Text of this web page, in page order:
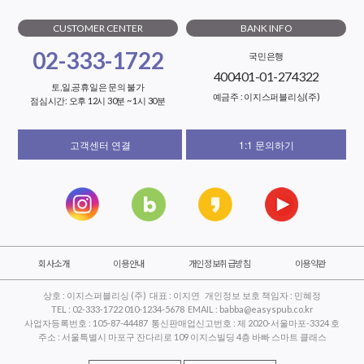
CUSTOMER CENTER
02-333-1722
토,일,공휴일은 문의 불가
점심시간: 오후 12시 30분 ~ 1시 30분
BANK INFO
국민은행
400401-01-274322
예금주 : 이지스퍼블리싱(주)
고객센터 연결 1:1 문의하기
회사소개 이용안내 개인정보취급방침 이용약관
상호 : 이지스퍼블리싱 (주) 대표 : 이지연 개인정보 보호 책임자 : 민혜정
TEL : 02-333-1722 010-1234-5678 EMAIL : babba@easyspub.co.kr
사업자등록번호 : 105-87-44487 통신판매업신고번호 : 제 2020-서울마포-3324 호
주소 : 서울특별시 마포구 잔다리로 109 이지스빌딩 4층 바빠 스마트 클래스